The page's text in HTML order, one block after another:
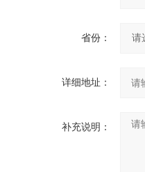
省份：
详细地址：
补充说明：